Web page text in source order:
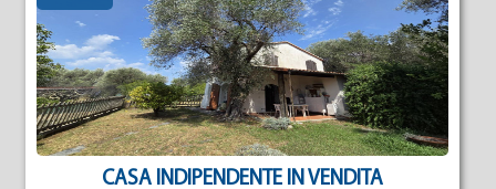
CASA INDIPENDENTE IN VENDITA